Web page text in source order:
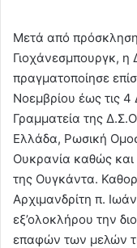
Μετά από
Γιοχάνεσμπουργκ, η
πραγματοποίησε
Νοεμβρίου έως τις
Γραμματεία της
Ελλάδα, Ρωσική
Ουκρανία καθώς και
της Ουγκάντα.
Αρχιμανδρίτη π.
εξ’ολοκλήρου την
επαφών των μελών